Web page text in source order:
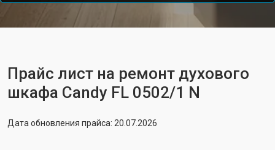
Прайс лист на ремонт духового
шкафа Candy FL 0502/1 N
Дата обновления прайса: 20.07.2026